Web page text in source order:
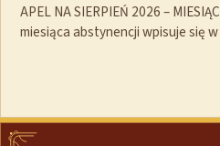
APEL NA SIERPIEŃ 2026 –
miesiąca abstynencji wpisuje się